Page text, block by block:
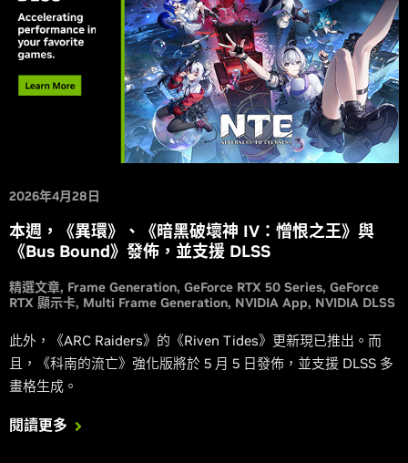
2026年4月28日
本週，《異環》、《暗黑破壞神 IV：憎恨之王》與
《Bus Bound》發佈，並支援 DLSS
精選文章 Frame Generation GeForce RTX 50 Series GeForce
RTX 顯示卡 Multi Frame Generation NVIDIA App NVIDIA DLSS
此外，《ARC Raiders》的《Riven Tides》更新現已推出。而
且，《科南的流亡》強化版將於 5 月 5 日發佈，並支援 DLSS 多
畫格生成。
閱讀更多